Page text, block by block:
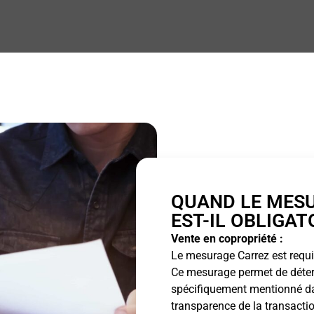
QUAND LE
EST-IL
Vente en copropriété :
Le mesurage Carrez est
Ce mesurage permet de
spécifiquement mentionné
transparence de la